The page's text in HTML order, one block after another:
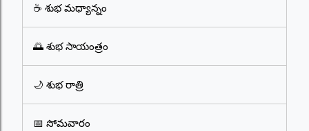
☕ శుభ మధ్యాన్నం
🌅 శుభ సాయంత్రం
🌙 శుభ రాత్రి
📅 సోమవారం